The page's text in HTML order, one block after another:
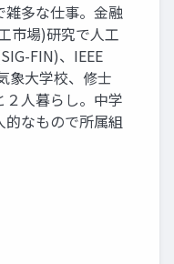
雑多な仕事。金融
市場)研究で人工
FIN)、IEEE
象大学校、修士
人暮らし。中学
なもので所属組